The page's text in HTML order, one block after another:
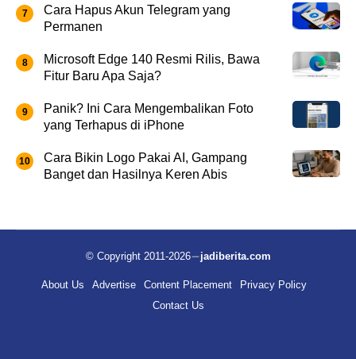
Cara Hapus Akun Telegram yang
Permanen
Microsoft Edge 140 Resmi Rilis, Bawa
Fitur Baru Apa Saja?
Panik? Ini Cara Mengembalikan Foto
yang Terhapus di iPhone
Cara Bikin Logo Pakai AI, Gampang
Banget dan Hasilnya Keren Abis
© Copyright 2011-2026 jadiberita.com
About Us Advertise Content Placement
Privacy Policy
Contact Us